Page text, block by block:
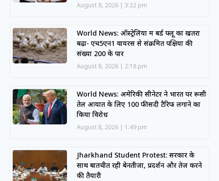
August 8, 2026 3:22 pm
World News: ऑस्ट्रेलिया में बर्ड फ्लू का खतरा
बढ़ा- एच5एन1 वायरस से संक्रमित पक्षियों की
संख्या 200 के पार
August 8, 2026 2:18 pm
World News: अमेरिकी सीनेटर ने भारत पर रूसी
तेल आयात के लिए 100 फीसदी टैरिफ लगाने का
किया विरोध
August 8, 2026 1:49 pm
Jharkhand Student Protest: सरकार के
साथ बातचीत रही बेनतीजा, प्रदर्शन और तेज करने
की तैयारी